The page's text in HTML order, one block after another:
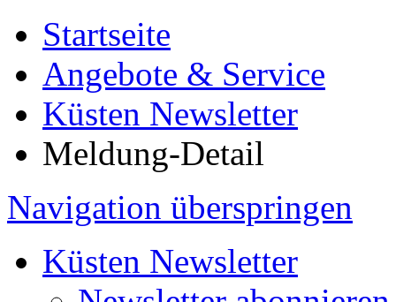
Startseite
Angebote & Service
Küsten Newsletter
Meldung-Detail
Navigation überspringen
Küsten Newsletter